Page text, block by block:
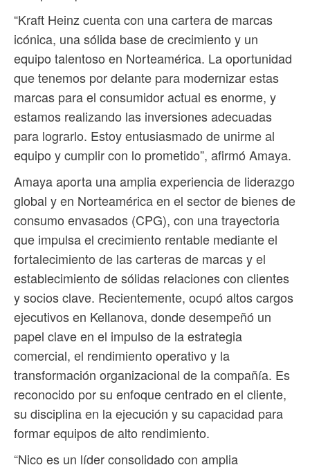
“Kraft Heinz cuenta con una cartera de marcas
icónica, una sólida base de crecimiento y un
equipo talentoso en Norteamérica. La oportunidad
que tenemos por delante para modernizar estas
marcas para el consumidor actual es enorme, y
estamos realizando las inversiones adecuadas
para lograrlo. Estoy entusiasmado de unirme al
equipo y cumplir con lo prometido”, afirmó Amaya.
Amaya aporta una amplia experiencia de liderazgo
global y en Norteamérica en el sector de bienes de
consumo envasados ​​(CPG), con una trayectoria
que impulsa el crecimiento rentable mediante el
fortalecimiento de las carteras de marcas y el
establecimiento de sólidas relaciones con clientes
y socios clave. Recientemente, ocupó altos cargos
ejecutivos en Kellanova, donde desempeñó un
papel clave en el impulso de la estrategia
comercial, el rendimiento operativo y la
transformación organizacional de la compañía. Es
reconocido por su enfoque centrado en el cliente,
su disciplina en la ejecución y su capacidad para
formar equipos de alto rendimiento.
“Nico es un líder consolidado con amplia